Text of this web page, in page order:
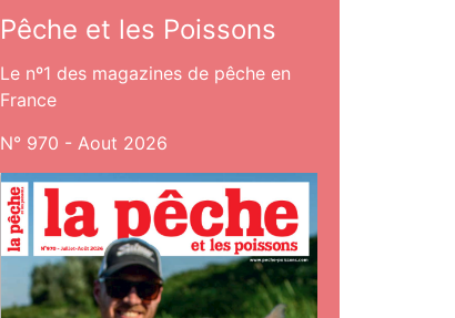
Pêche et les Poissons
Le nº1 des magazines de pêche en
France
N° 970 - Aout 2026